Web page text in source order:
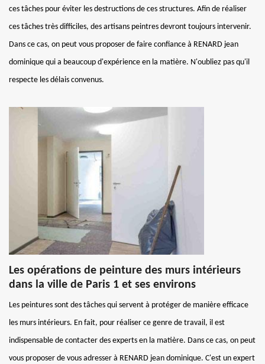
ces tâches pour éviter les destructions de ces structures. Afin de réaliser
ces tâches très difficiles, des artisans peintres devront toujours intervenir.
Dans ce cas, on peut vous proposer de faire confiance à RENARD jean
dominique qui a beaucoup d'expérience en la matière. N'oubliez pas qu'il
respecte les délais convenus.
Les opérations de peinture des murs intérieurs
dans la ville de Paris 1 et ses environs
Les peintures sont des tâches qui servent à protéger de manière efficace
les murs intérieurs. En fait, pour réaliser ce genre de travail, il est
indispensable de contacter des experts en la matière. Dans ce cas, on peut
vous proposer de vous adresser à RENARD jean dominique. C'est un expert